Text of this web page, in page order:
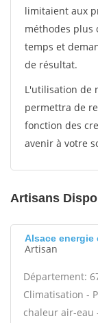
limitaient aux
méthodes plus
temps et
de résultat.
L'utilisation de
permettra de
fonction des
avenir à votre
Artisans
Alsace
Artisan
Département:
Climatisation -
chaleur air-eau